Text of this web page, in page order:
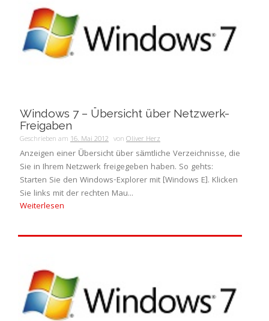
Windows 7 – Übersicht über Netzwerk-
Freigaben
Geschrieben am 16. Mai 2012 von Oliver Herz
Anzeigen einer Übersicht über sämtliche Verzeichnisse, die
Sie in Ihrem Netzwerk freigegeben haben. So gehts:
Starten Sie den Windows-Explorer mit [Windows E]. Klicken
Sie links mit der rechten Mau...
Weiterlesen